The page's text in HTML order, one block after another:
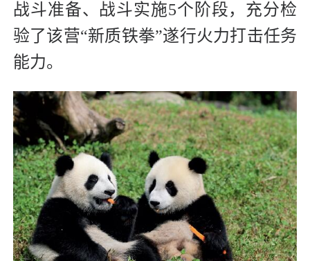
战斗准备、战斗实施5个阶段，充分检
验了该营“新质铁拳”遂行火力打击任务
能力。